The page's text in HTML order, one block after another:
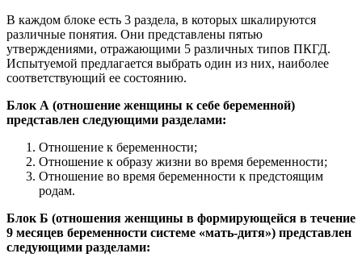
В каждом блоке есть 3 раздела, в которых шкалируются
различные понятия. Они представлены пятью
утверждениями, отражающими 5 различных типов ПКГД.
Испытуемой предлагается выбрать один из них, наиболее
соответствующий ее состоянию.
Блок А (отношение женщины к себе беременной)
представлен следующими разделами:
Отношение к беременности;
Отношение к образу жизни во время беременности;
Отношение во время беременности к предстоящим
родам.
Блок Б (отношения женщины в формирующейся в течение
9 месяцев беременности системе «мать-дитя») представлен
следующими разделами: